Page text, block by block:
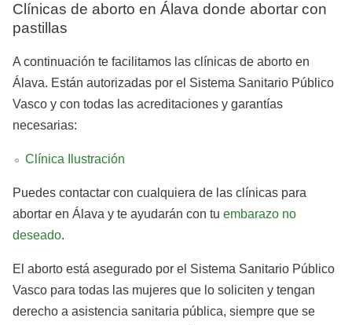
Clínicas de aborto en Álava donde abortar con
pastillas
A continuación te facilitamos las clínicas de aborto en
Álava. Están autorizadas por el Sistema Sanitario Público
Vasco y con todas las acreditaciones y garantías
necesarias:
Clínica Ilustración
Puedes contactar con cualquiera de las clínicas para
abortar en Álava y te ayudarán con tu embarazo no
deseado.
El aborto está asegurado por el Sistema Sanitario Público
Vasco para todas las mujeres que lo soliciten y tengan
derecho a asistencia sanitaria pública, siempre que se